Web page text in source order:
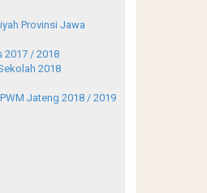
Provinsi Jawa
2017 / 2018
2018
Jateng 2018 / 2019